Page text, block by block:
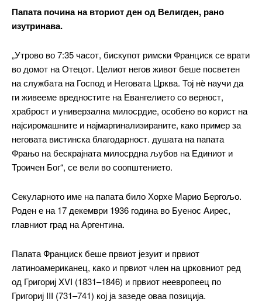
Папата почина на вториот ден од Велигден, рано
изутринава.
„Утрово во 7:35 часот, бискупот римски Франциск се врати
во домот на Отецот. Целиот негов живот беше посветен
на службата на Господ и Неговата Црква. Тој нè научи да
ги живееме вредностите на Евангелието со верност,
храброст и универзална милосрдие, особено во корист на
најсиромашните и најмаргинализираните, како пример за
неговата вистинска благодарност. душата на папата
Фрањо на бескрајната милосрдна љубов на Единиот и
Троичен Бог“, се вели во соопштението.
Секуларното име на папата било Хорхе Марио Бергољо.
Роден е на 17 декември 1936 година во Буенос Аирес,
главниот град на Аргентина.
Папата Франциск беше првиот језуит и првиот
латиноамериканец, како и првиот член на црковниот ред
од Григориј XVI (1831–1846) и првиот неевропеец по
Григориј III (731–741) кој ја зазеде оваа позиција.